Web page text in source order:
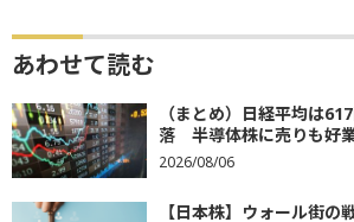
あわせて読む
（まとめ）日経平均は
落 半導体株に売りも好
2026/08/06
【日本株】ウォール街の